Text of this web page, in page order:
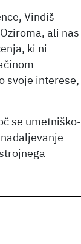
Vindiš
ali nas
ki ni
svoje interese,
se umetniško-